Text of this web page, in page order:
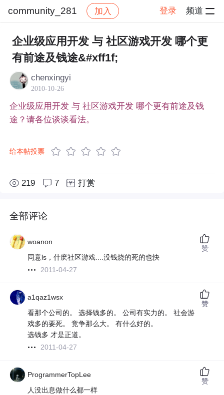
community_281 加入 登录 频道
社区 community_281 帖子详情
企业级应用开发 与 社区游戏开发 哪个更
有前途及钱途&#xff1f;
chenxingyi
2010-10-26
企业级应用开发 与 社区游戏开发 哪个更有前途及钱
途？请各位谈谈看法。
给本帖投票
219 7 打赏
全部评论
woanon
同意ls，什麽社区游戏....没钱烧的死的也快
2011-04-27
赞
a1qaz1wsx
看那个公司的。 选择钱多的。 公司有实力的。 社会游
戏多的要死。 竞争那么大。 有什么好的。
选钱多 才是正道。
2011-04-27
赞
ProgrammerTopLee
人没出息做什么都一样
赞